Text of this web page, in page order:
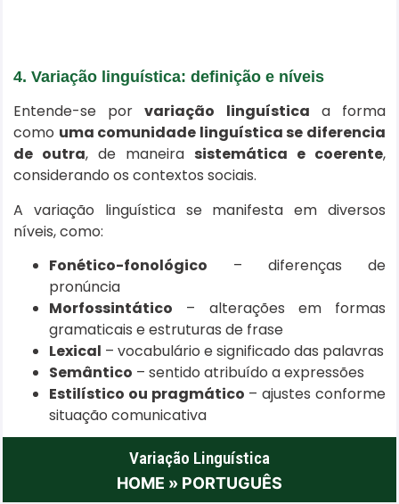
4. Variação linguística: definição e níveis
Entende-se porvariação linguística a forma
como uma comunidade linguística se diferencia
de outra, de maneira sistemática e coerente,
considerando os contextos sociais.
A variação linguística se manifesta em diversos
níveis, como:
Fonético-fonológico – diferenças de
pronúncia
Morfossintático – alterações em formas
gramaticais e estruturas de frase
Lexical – vocabulário e significado das palavras
Semântico – sentido atribuído a expressões
Estilístico ou pragmático – ajustes conforme
situação comunicativa
Variação Linguística
HOME » PORTUGUÊS